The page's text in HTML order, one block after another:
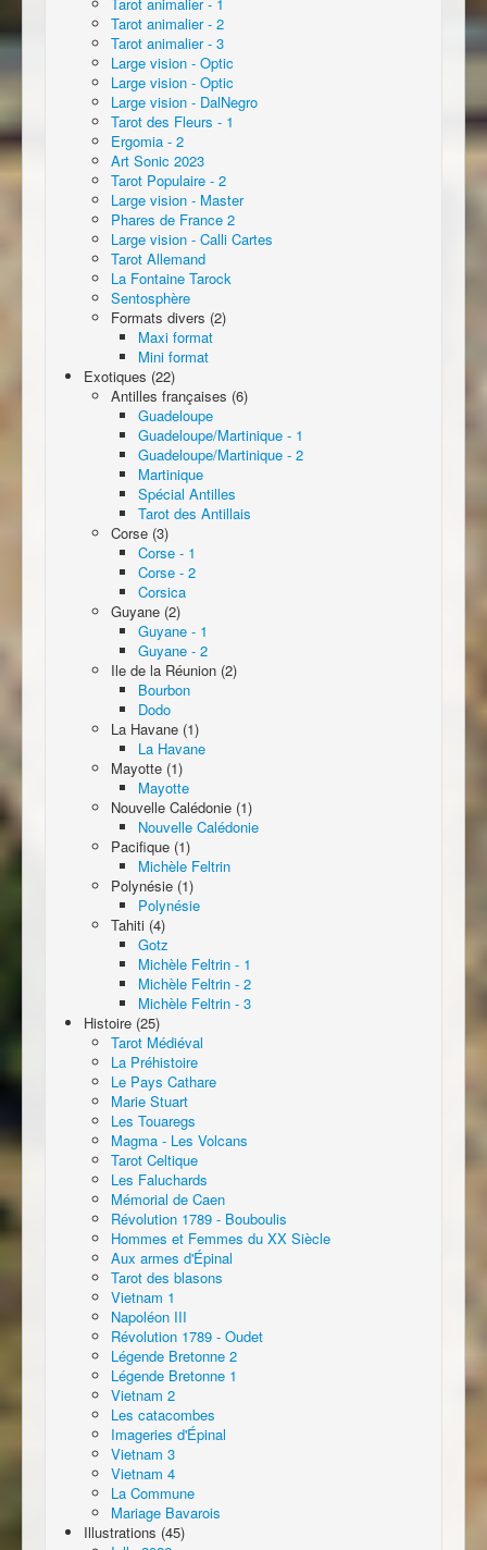
Tarot animalier - 2
Tarot animalier - 3
Large vision - Optic
Large vision - Optic
Large vision - DalNegro
Tarot des Fleurs - 1
Ergomia - 2
Art Sonic 2023
Tarot Populaire - 2
Large vision - Master
Phares de France 2
Large vision - Calli Cartes
Tarot Allemand
La Fontaine Tarock
Sentosphère
Formats divers (2)
Maxi format
Mini format
Exotiques (22)
Antilles françaises (6)
Guadeloupe
Guadeloupe/Martinique - 1
Guadeloupe/Martinique - 2
Martinique
Spécial Antilles
Tarot des Antillais
Corse (3)
Corse - 1
Corse - 2
Corsica
Guyane (2)
Guyane - 1
Guyane - 2
Ile de la Réunion (2)
Bourbon
Dodo
La Havane (1)
La Havane
Mayotte (1)
Mayotte
Nouvelle Calédonie (1)
Nouvelle Calédonie
Pacifique (1)
Michèle Feltrin
Polynésie (1)
Polynésie
Tahiti (4)
Gotz
Michèle Feltrin - 1
Michèle Feltrin - 2
Michèle Feltrin - 3
Histoire (25)
Tarot Médiéval
La Préhistoire
Le Pays Cathare
Marie Stuart
Les Touaregs
Magma - Les Volcans
Tarot Celtique
Les Faluchards
Mémorial de Caen
Révolution 1789 - Bouboulis
Hommes et Femmes du XX Siècle
Aux armes d'Épinal
Tarot des blasons
Vietnam 1
Napoléon III
Révolution 1789 - Oudet
Légende Bretonne 2
Légende Bretonne 1
Vietnam 2
Les catacombes
Imageries d'Épinal
Vietnam 3
Vietnam 4
La Commune
Mariage Bavarois
Illustrations (45)